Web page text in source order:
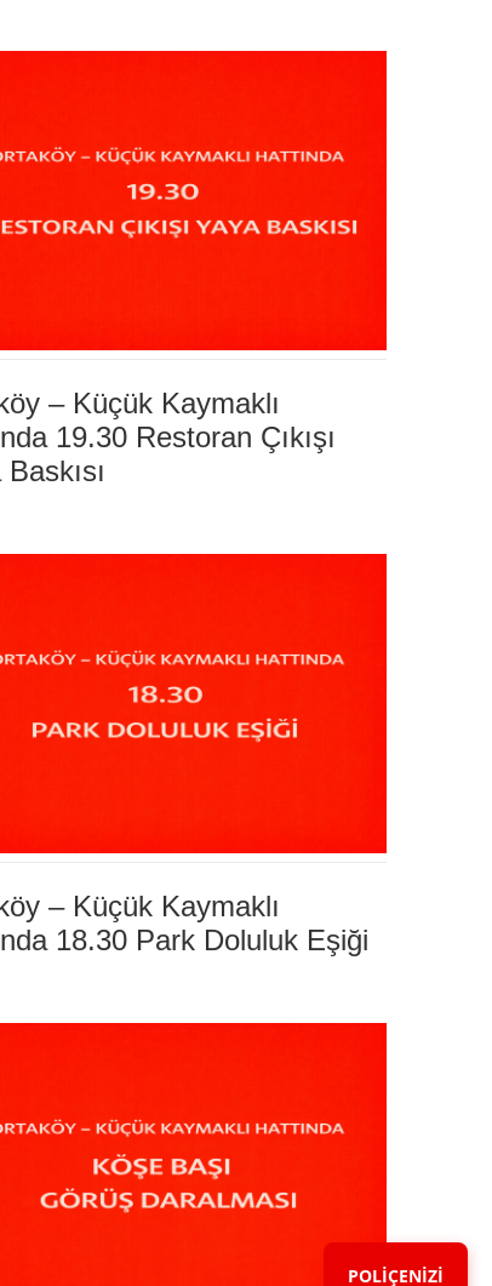
– Küçük Kaymaklı
19.30 Restoran Çıkışı
– Küçük Kaymaklı
18.30 Park Doluluk Eşiği
POLİÇENİZİ